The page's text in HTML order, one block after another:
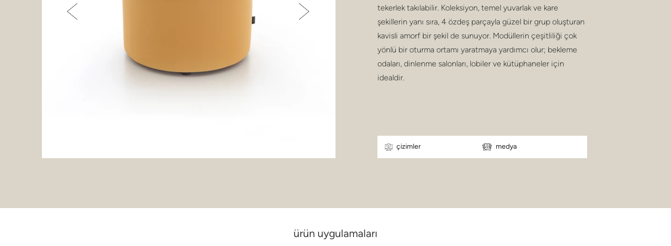
tekerlek takılabilir. Koleksiyon, temel yuvarlak ve kare
şekillerin yanı sıra, 4 özdeş parçayla güzel bir grup oluşturan
kavisli amorf bir şekil de sunuyor. Modüllerin çeşitliliği çok
yönlü bir oturma ortamı yaratmaya yardımcı olur; bekleme
odaları, dinlenme salonları, lobiler ve kütüphaneler için
idealdir.
çizimler medya
ürün uygulamaları